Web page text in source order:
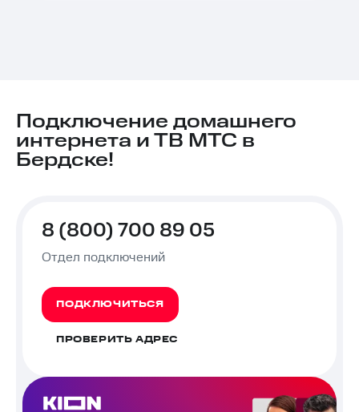
Подключение домашнего
интернета и ТВ МТС в
Бердске!
8 (800) 700 89 05
Отдел подключений
ПОДКЛЮЧИТЬСЯ
ПРОВЕРИТЬ АДРЕС